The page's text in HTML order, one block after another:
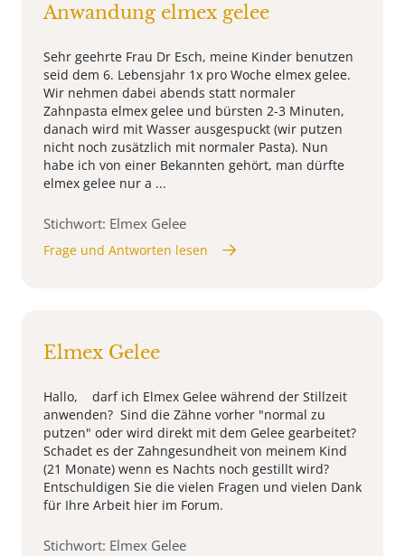
Anwandung elmex gelee
Sehr geehrte Frau Dr Esch, meine Kinder benutzen
seid dem 6. Lebensjahr 1x pro Woche elmex gelee.
Wir nehmen dabei abends statt normaler
Zahnpasta elmex gelee und bürsten 2-3 Minuten,
danach wird mit Wasser ausgespuckt (wir putzen
nicht noch zusätzlich mit normaler Pasta). Nun
habe ich von einer Bekannten gehört, man dürfte
elmex gelee nur a ...
Stichwort: Elmex Gelee
Frage und Antworten lesen
Elmex Gelee
Hallo, darf ich Elmex Gelee während der Stillzeit
anwenden? Sind die Zähne vorher "normal zu
putzen" oder wird direkt mit dem Gelee gearbeitet?
Schadet es der Zahngesundheit von meinem Kind
(21 Monate) wenn es Nachts noch gestillt wird?
Entschuldigen Sie die vielen Fragen und vielen Dank
für Ihre Arbeit hier im Forum.
Stichwort: Elmex Gelee